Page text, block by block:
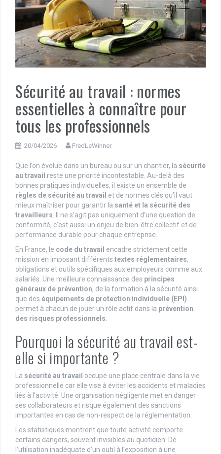
Sécurité au travail : normes
essentielles à connaître pour
tous les professionnels
20/04/2026 FredLeWinner
Que l’on évolue dans un bureau ou sur un chantier, la sécurité
au travail reste une priorité incontestable. Au-delà des
bonnes pratiques individuelles, il existe un ensemble de
règles de sécurité au travail et de normes clés qu’il vaut
mieux maîtriser pour garantir la santé et la sécurité des
travailleurs . Il ne s’agit pas uniquement d’une question de
conformité, c’est aussi un enjeu de bien-être collectif et de
performance durable pour chaque entreprise.
En France, le code du travail encadre strictement cette
mission en imposant différents textes réglementaires,
obligations et outils spécifiques aux employeurs comme aux
salariés. Une meilleure connaissance des principes
généraux de prévention, de la formation à la sécurité ainsi
que des équipements de protection individuelle (EPI)
permet à chacun de jouer un rôle actif dans la prévention
des risques professionnels
Pourquoi la sécurité au travail est-
elle si importante ?
La sécurité au travail occupe une place centrale dans la vie
professionnelle car elle vise à éviter les accidents et maladies
liés à l’activité. Une organisation négligente met en danger
ses collaborateurs et risque également des sanctions
importantes en cas de non-respect de la réglementation.
Les statistiques montrent que toute activité comporte
certains dangers, souvent invisibles au quotidien. De
l’utilisation inadéquate d’un outil à l’exposition à une